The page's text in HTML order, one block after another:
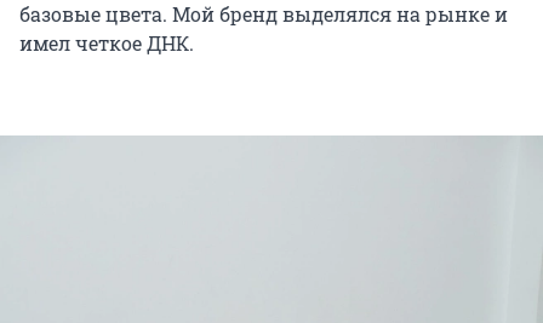
базовые цвета. Мой бренд выделялся на рынке и
имел четкое ДНК.